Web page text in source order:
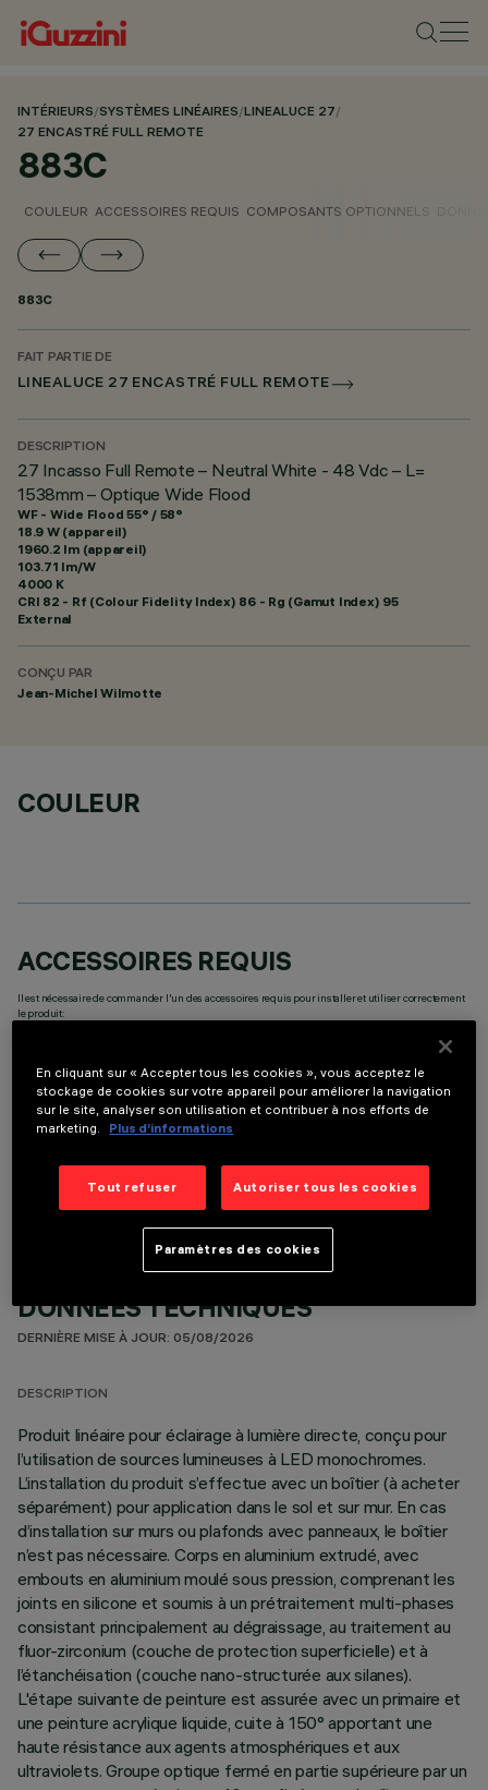
INTÉRIEURS/SYSTÈMES LINÉAIRES/LINEALUCE 27/
27 ENCASTRÉ FULL REMOTE
883C
COULEUR ACCESSOIRES REQUIS COMPOSANTS OPTIONNELS
883C
FAIT PARTIE DE
LINEALUCE 27 ENCASTRÉ FULL REMOTE
DESCRIPTION
27 Incasso Full Remote – Neutral White - 48 Vdc – L=
1538mm – Optique Wide Flood
WF - Wide Flood 55° / 58°
18.9 W (appareil)
1960.2 lm (appareil)
103.71 lm/W
4000 K
CRI 82 - Rf (Colour Fidelity Index) 86 - Rg (Gamut Index) 95
External
CONÇU PAR
Jean-Michel Wilmotte
COULEUR
ACCESSOIRES REQUIS
Il est nécessaire de commander l'un des accessoires requis pour installer et utiliser correctement
le produit:
DONNÉES TECHNIQUES
DERNIÈRE MISE À JOUR: 05/08/2026
DESCRIPTION
Produit linéaire pour éclairage à lumière directe, conçu pour
l’utilisation de sources lumineuses à LED monochromes.
L’installation du produit s’effectue avec un boîtier (à acheter
séparément) pour application dans le sol et sur mur. En cas
d’installation sur murs ou plafonds avec panneaux, le boîtier
n’est pas nécessaire. Corps en aluminium extrudé, avec
embouts en aluminium moulé sous pression, comprenant les
joints en silicone et soumis à un prétraitement multi-phases
consistant principalement au dégraissage, au traitement au
fluor-zirconium (couche de protection superficielle) et à
l’étanchéisation (couche nano-structurée aux silanes).
L'étape suivante de peinture est assurée avec un primaire et
une peinture acrylique liquide, cuite à 150° apportant une
haute résistance aux agents atmosphériques et aux
ultraviolets. Groupe optique fermé en partie supérieure par un
En cliquant sur « Accepter tous les cookies », vous acceptez le
stockage de cookies sur votre appareil pour améliorer la navigation
sur le site, analyser son utilisation et contribuer à nos efforts de
marketing. Plus d’informations
Tout refuser Autoriser tous les cookies
Paramètres des cookies